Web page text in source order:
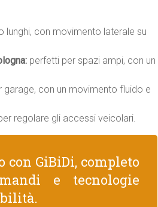
lunghi, con movimento laterale su
perfetti per spazi ampi, con un
garage, con un movimento fluido e
regolare gli accessi veicolari.
con GiBiDi, completo
e tecnologie